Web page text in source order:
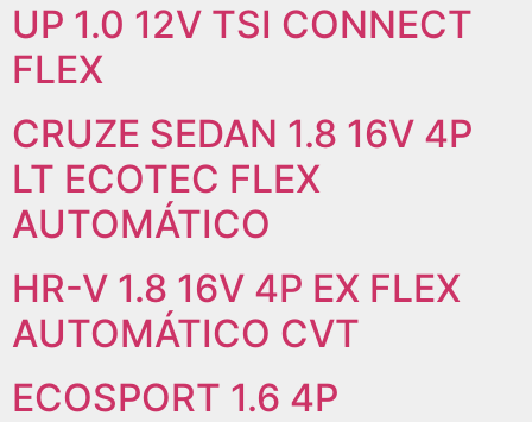
UP 1.0 12V TSI CONNECT
FLEX
CRUZE SEDAN 1.8 16V 4P
LT ECOTEC FLEX
AUTOMÁTICO
HR-V 1.8 16V 4P EX FLEX
AUTOMÁTICO CVT
ECOSPORT 1.6 4P